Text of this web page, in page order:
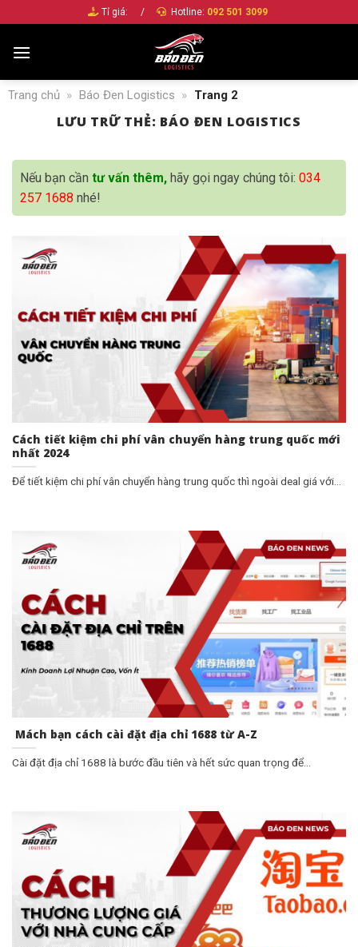
nội
Tỉ giá: / Hotline: 092 501 3099
Trang chủ » Báo Đen Logistics » Trang 2
LƯU TRỮ THẺ: BÁO ĐEN LOGISTICS
Nếu bạn cần tư vấn thêm, hãy gọi ngay chúng tôi: 034
257 1688 nhé!
Cách tiết kiệm chi phí vân chuyển hàng trung quốc mới
nhất 2024
Để tiết kiệm chi phí vân chuyển hàng trung quốc thì ngoài deal giá với...
Mách bạn cách cài đặt địa chỉ 1688 từ A-Z
Cài đặt địa chỉ 1688 là bước đầu tiên và hết sức quan trọng để...